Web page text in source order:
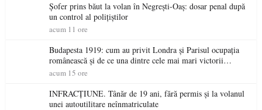
Șofer prins băut la volan în Negrești-Oaș: dosar penal după
un control al polițiștilor
acum 11 ore
Budapesta 1919: cum au privit Londra și Parisul ocupația
românească și de ce una dintre cele mai mari victorii
militare ale României a devenit o controversă diplomatică
acum 15 ore
INFRACȚIUNE. Tânăr de 19 ani, fără permis și la volanul
unei autoutilitare neînmatriculate